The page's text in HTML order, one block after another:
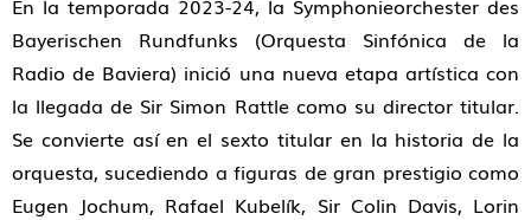
En la temporada 2023-24, la Symphonieorchester des
Bayerischen Rundfunks (Orquesta Sinfónica de la
Radio de Baviera) inició una nueva etapa artística con
la llegada de Sir Simon Rattle como su director titular.
Se convierte así en el sexto titular en la historia de la
orquesta, sucediendo a figuras de gran prestigio como
Eugen Jochum, Rafael Kubelík, Sir Colin Davis, Lorin